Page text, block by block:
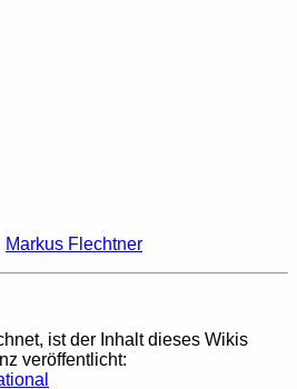
Markus Flechtner
ist der Inhalt dieses Wikis
veröffentlicht: